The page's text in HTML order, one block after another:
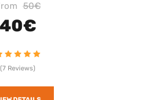
50€
40€
(7 Reviews)